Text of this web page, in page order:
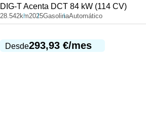
DIG-T Acenta DCT 84 kW (114 CV)
28.542km2025GasolinaAutomático
Desde293,93 €/mes